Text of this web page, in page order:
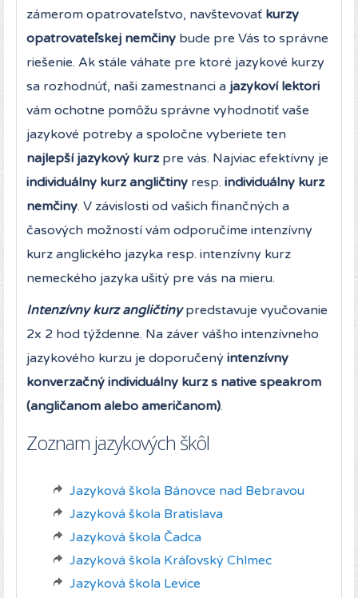
zámerom opatrovateľstvo, navštevovať kurzy
opatrovateľskej nemčiny bude pre Vás to správne
riešenie. Ak stále váhate pre ktoré jazykové kurzy
sa rozhodnúť, naši zamestnanci a jazykoví lektori
vám ochotne pomôžu správne vyhodnotiť vaše
jazykové potreby a spoločne vyberiete ten
najlepší jazykový kurzpre vás. Najviac efektívny je
individuálny kurz angličtiny resp. individuálny kurz
nemčiny. V závislosti od vašich finančných a
časových možností vám odporučíme intenzívny
kurz anglického jazyka resp. intenzívny kurz
nemeckého jazyka ušitý pre vás na mieru.
Intenzívny kurz angličtinypredstavuje vyučovanie
2x 2 hod týždenne. Na záver vášho intenzívneho
jazykového kurzu je doporučený intenzívny
konverzačný individuálny kurz s native speakrom
(angličanom alebo američanom).
Zoznam jazykových škôl
Jazyková škola Bánovce nad Bebravou
Jazyková škola Bratislava
Jazyková škola Čadca
Jazyková škola Kráľovský Chlmec
Jazyková škola Levice